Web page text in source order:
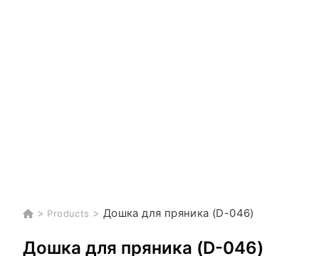
> Products > Дошка для пряника (D-046)
Дошка для пряника (D-046)